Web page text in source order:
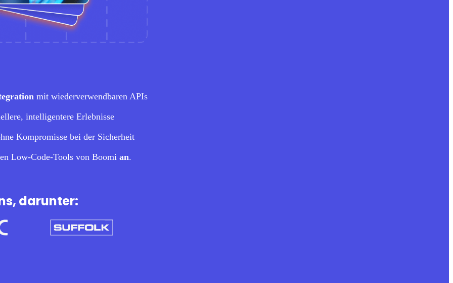
mit wiederverwendbaren APIs
intelligentere Erlebnisse
Kompromisse bei der Sicherheit
Low-Code-Tools von Boomi an.
darunter: